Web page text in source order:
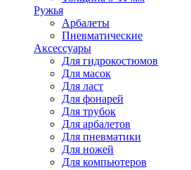
Ружья
Арбалеты
Пневматические
Аксессуары
Для гидрокостюмов
Для масок
Для ласт
Для фонарей
Для трубок
Для арбалетов
Для пневматики
Для ножей
Для компьютеров